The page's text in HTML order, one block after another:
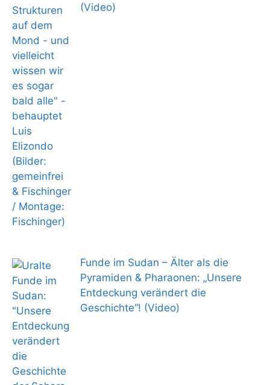
(Video)
Funde im Sudan – Älter als die
Pyramiden & Pharaonen: „Unsere
Entdeckung verändert die
Geschichte“! (Video)